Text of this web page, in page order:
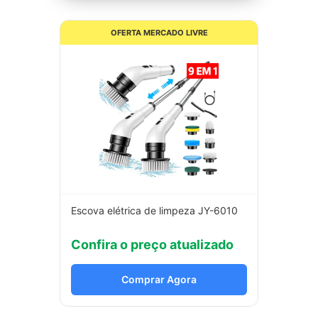
OFERTA MERCADO LIVRE
Escova elétrica de limpeza JY-6010
Confira o preço atualizado
Comprar Agora